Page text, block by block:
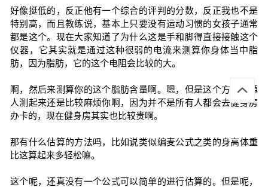
好像挺低的，反正他有一个综合的评判的分数，反正我也不是
特别高，而且教练说，基本上只要没有运动习惯的女孩子通常
都是这个。现在大家知道了为什么这是手和脚得直接接触这个
仪器，它其实就是通过这种很弱的电流来测算你身体当中脂
肪，因为脂肪，它的这个电阻会比较的大。
啊，然后来测算你的这个脂肪含量啊。嗯，但是这个方式普通
人测起来还是比较麻烦你啊，因为并不是所有人都会去健身房
办卡的，现在健身房其实也比较贵啊。
那有什么估算的方法吗，比如说类似编麦公式之类的身高体重
比这算起来多轻松嘛。
这个呢，还真没有一个公式可以简单的进行估算的。但是呢，